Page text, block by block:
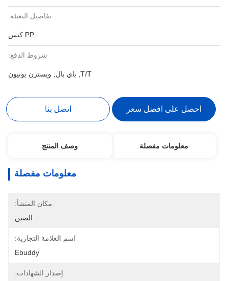
تفاصيل التعبئة:
PP كيس
شروط الدفع:
T/T, باي بال, ويسترن يونيون
احصل على افضل سعر اتصل بنا
معلومات مفصلة وصف المنتج
معلومات مفصلة
مكان المنشأ:
الصين
اسم العلامة التجارية:
Ebuddy
إصدار الشهادات: